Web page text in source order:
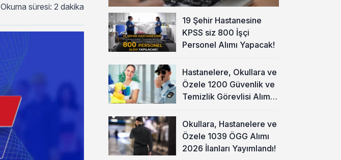
Okuma süresi: 2 dakika
19 Şehir Hastanesine
KPSS siz 800 İşçi
Personel Alımı Yapacak!
Hastanelere, Okullara ve
Özele 1200 Güvenlik ve
Temizlik Görevlisi Alımı
Okullara, Hastanelere ve
Özele 1039 ÖGG Alımı
2026 İlanları Yayımlandı!